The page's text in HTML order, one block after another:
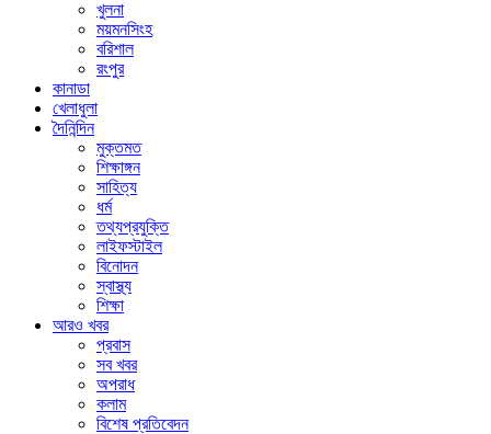
খুলনা
ময়মনসিংহ
বরিশাল
রংপুর
কানাডা
খেলাধুলা
দৈনিন্দিন
মুক্তমত
শিক্ষাঙ্গন
সাহিত্য
ধর্ম
তথ্যপ্রযুক্তি
লাইফস্টাইল
বিনোদন
স্বাস্থ্য
শিক্ষা
আরও খবর
প্রবাস
সব খবর
অপরাধ
কলাম
বিশেষ প্রতিবেদন